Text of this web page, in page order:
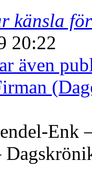
känsla
20:22
även
Enk